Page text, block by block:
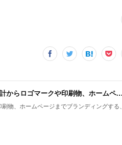
DESIGNLINE デザインライン ｜歯科医院の内装・設計からロゴマークや印刷物、ホームページまでトータルにブランディング
物、ホームページまでブランディングする、